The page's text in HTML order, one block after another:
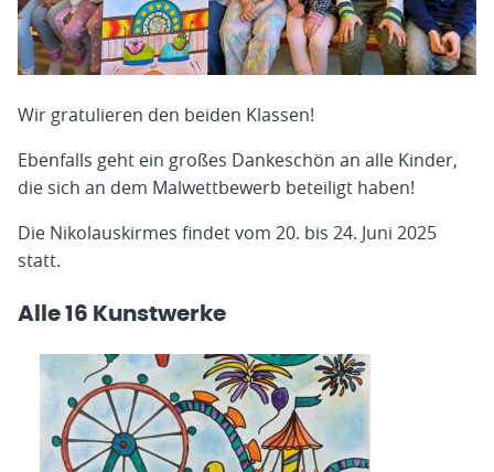
Wir gratulieren den beiden Klassen!
Ebenfalls geht ein großes Dankeschön an alle Kinder,
die sich an dem Malwettbewerb beteiligt haben!
Die Nikolauskirmes findet vom 20. bis 24. Juni 2025
statt.
Alle 16 Kunstwerke